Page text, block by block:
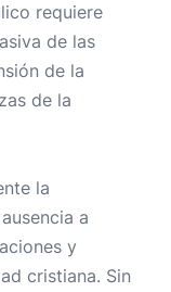
requiere
de las
de la
de la
la
a
y
cristiana. Sin